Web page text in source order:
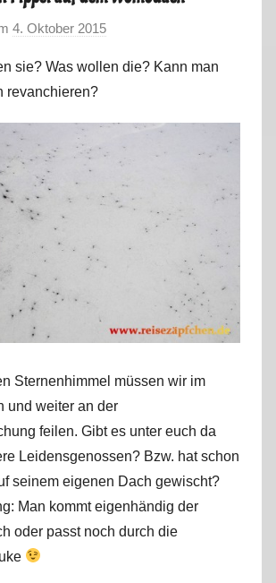
4. Oktober 2015
n
a
u
sie? Was wollen die? Kann man
revanchieren?
Sternenhimmel müssen wir im
und weiter an der
feilen. Gibt es unter euch da
Leidensgenossen? Bzw. hat schon
seinem eigenen Dach gewischt?
Man kommt eigenhändig der
oder passt noch durch die